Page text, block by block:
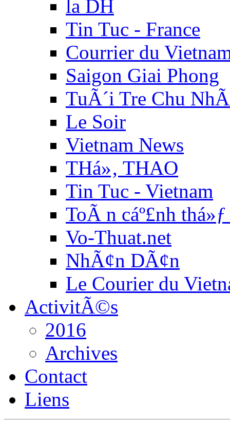
la DH
Tin Tuc - France
Courrier du
Saigon Giai Phong
TuÃ´i Tre Chu
Le Soir
Vietnam News
THá»‚ THAO
Tin Tuc - Vietnam
ToÃ n cáº£nh
Vo-Thuat.net
NhÃ¢n DÃ¢n
Le Courier du
ActivitÃ©s
2016
Archives
Contact
Liens